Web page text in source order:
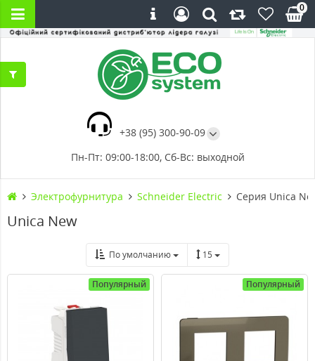
+38 (95) 300-90-09
Пн-Пт: 09:00-18:00, Сб-Вс: выходной
0
Электрофурнитура Schneider Electric Серия Unica
Unica New
По умолчанию 15
Популярный Популярный